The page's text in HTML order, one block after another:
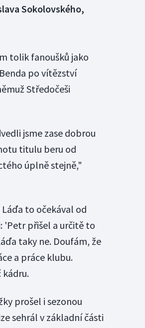
Sokolovského,
tolik fanoušků jako
po vítězství
Středočeši
jsme zase dobrou
titulu beru od
úplně stejně,"
to očekával od
'Petr přišel a určitě to
taky ne. Doufám, že
a práce klubu.
kádru.
prošel i sezonou
sehrál v základní části